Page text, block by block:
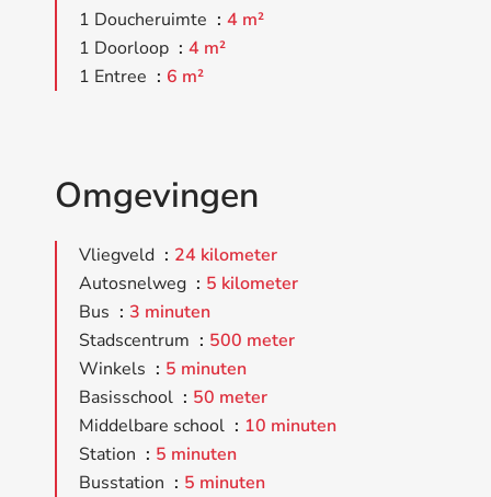
1 Doucheruimte
4 m²
1 Doorloop
4 m²
1 Entree
6 m²
Omgevingen
Vliegveld
24 kilometer
Autosnelweg
5 kilometer
Bus
3 minuten
Stadscentrum
500 meter
Winkels
5 minuten
Basisschool
50 meter
Middelbare school
10 minuten
Station
5 minuten
Busstation
5 minuten